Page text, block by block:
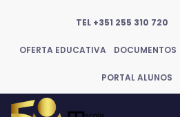
TEL +351 255 310 720
OFERTA EDUCATIVA DOCUMENTOS
PORTAL ALUNOS